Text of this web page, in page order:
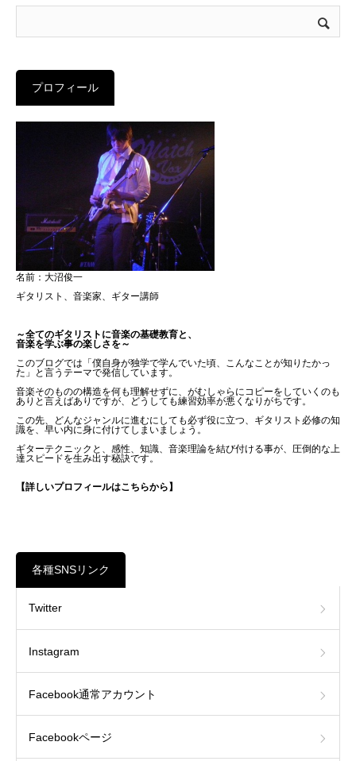
プロフィール
名前：大沼俊一
ギタリスト、音楽家、ギター講師
～全てのギタリストに音楽の基礎教育と、
音楽を学ぶ事の楽しさを～
このブログでは「僕自身が独学で学んでいた頃、こんなことが知りたかっ
た」と言うテーマで発信しています。
音楽そのものの構造を何も理解せずに、がむしゃらにコピーをしていくのも
ありと言えばありですが、どうしても練習効率が悪くなりがちです。
この先、どんなジャンルに進むにしても必ず役に立つ、ギタリスト必修の知
識を、早い内に身に付けてしまいましょう。
ギターテクニックと、感性、知識、音楽理論を結び付ける事が、圧倒的な上
達スピードを生み出す秘訣です。
【詳しいプロフィールはこちらから】
各種SNSリンク
Twitter
Instagram
Facebook通常アカウント
Facebookページ